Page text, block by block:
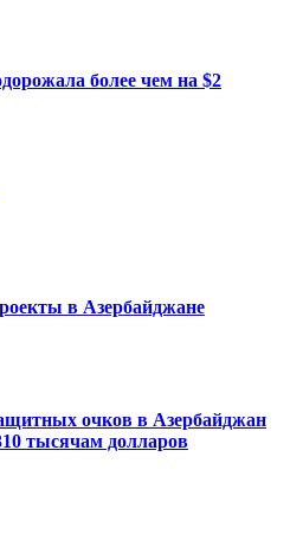
более чем на $2
в Азербайджане
очков в Азербайджан
тысячам долларов